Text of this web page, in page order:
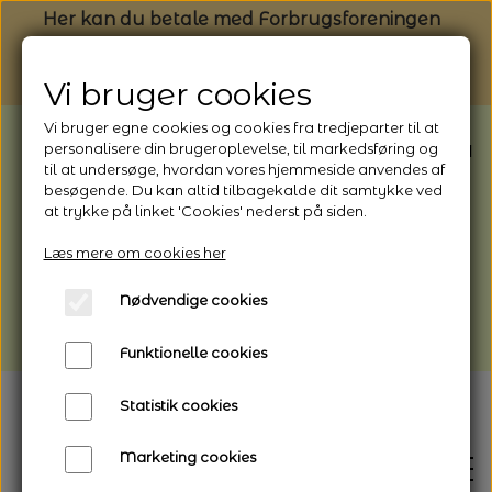
Her kan du betale med Forbrugsforeningen
BEMÆRK: Butikken har ferielukket* fra
1/8 - 9/8 - 2026
*Webshoppen er åben og sender hele
afhentning
Vi gør opmærksom på, at der kan være lidt
længere leveringstid
Vi bruger cookies
Vi bruger egne cookies og cookies fra tredjeparter til at
personalisere din brugeroplevelse, til markedsføring og
til at undersøge, hvordan vores hjemmeside anvendes af
besøgende. Du kan altid tilbagekalde dit samtykke ved
at trykke på linket 'Cookies' nederst på siden.
Læs mere om cookies her
Nødvendige cookies
Funktionelle cookies
Statistik cookies
Marketing cookies